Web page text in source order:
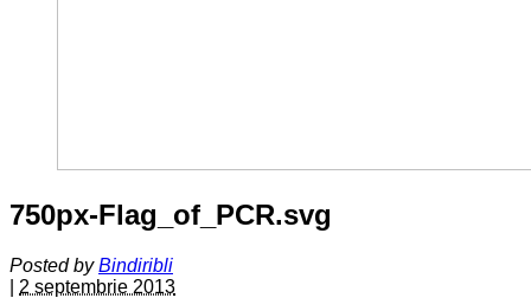
750px-Flag_of_PCR.svg
Posted byBindiribli
2 septembrie 2013